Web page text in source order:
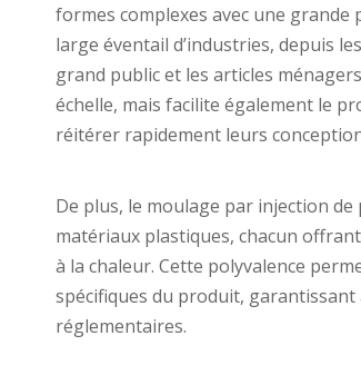
formes complexes avec une grande
large éventail d’industries, depuis
grand public et les articles
échelle, mais facilite également le
réitérer rapidement leurs
De plus, le moulage par injection de
matériaux plastiques, chacun
à la chaleur. Cette polyvalence
spécifiques du produit,
réglementaires.